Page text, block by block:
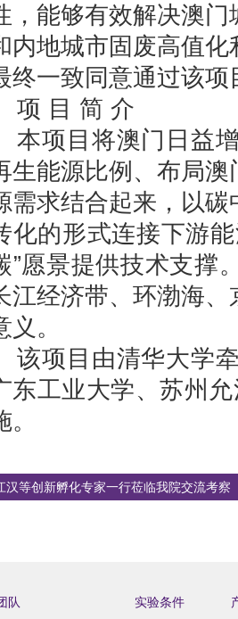
，能够有效解决澳
内地城市固废高值
终一致同意通过该
项 目 简 介
本项目将澳门日益
生能源比例、布局
需求结合起来，以
化的形式连接下游
”愿景提供技术支撑
江经济带、环渤海
义。
该项目由清华大学
东工业大学、苏州
。
汉等创新孵化专家一行莅临我院交流考察
队 实验条件